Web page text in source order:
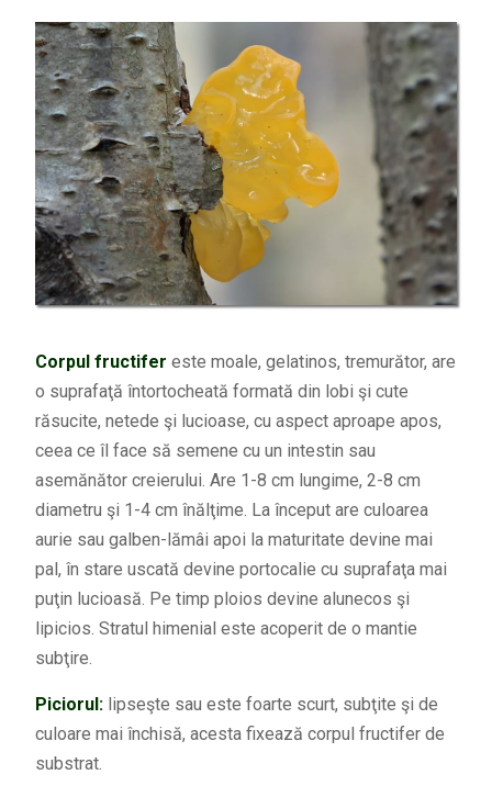
Corpul fructifer este moale, gelatinos, tremurător, are
o suprafaţă întortocheată formată din lobi şi cute
răsucite, netede şi lucioase, cu aspect aproape apos,
ceea ce îl face să semene cu un intestin sau
asemănător creierului. Are 1-8 cm lungime, 2-8 cm
diametru şi 1-4 cm înălţime. La început are culoarea
aurie sau galben-lămâi apoi la maturitate devine mai
pal, în stare uscată devine portocalie cu suprafaţa mai
puţin lucioasă. Pe timp ploios devine alunecos şi
lipicios. Stratul himenial este acoperit de o mantie
subţire.
Piciorul: lipseşte sau este foarte scurt, subţite şi de
culoare mai închisă, acesta fixează corpul fructifer de
substrat.